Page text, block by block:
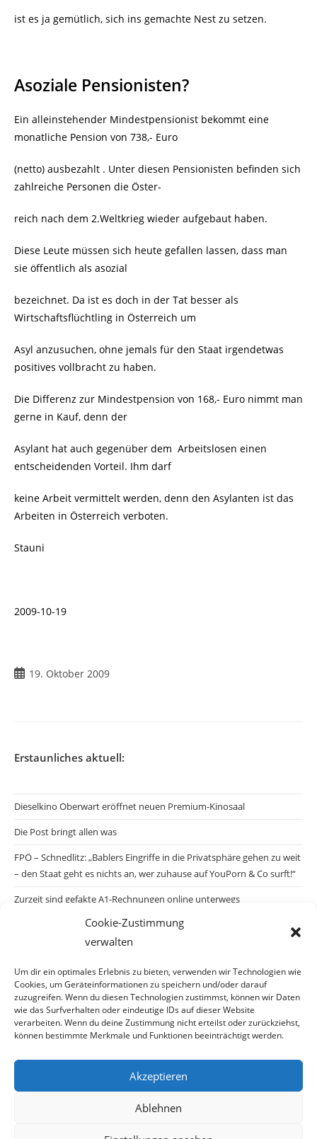
Cookie-Zustimmung
verwalten
Um dir ein optimales Erlebnis zu bieten, verwenden wir Technologien wie
Cookies, um Geräteinformationen zu speichern und/oder darauf
zuzugreifen. Wenn du diesen Technologien zustimmst, können wir Daten
wie das Surfverhalten oder eindeutige IDs auf dieser Website
verarbeiten. Wenn du deine Zustimmung nicht erteilst oder zurückziehst,
können bestimmte Merkmale und Funktionen beeinträchtigt werden.
Akzeptieren
Ablehnen
ist es ja gemütlich, sich ins gemachte Nest zu setzen.
Asoziale Pensionisten?
Ein alleinstehender Mindestpensionist bekommt eine
monatliche Pension von 738,- Euro
(netto) ausbezahlt . Unter diesen Pensionisten befinden sich
zahlreiche Personen die Öster-
reich nach dem 2.Weltkrieg wieder aufgebaut haben.
Diese Leute müssen sich heute gefallen lassen, dass man
sie öffentlich als asozial
bezeichnet. Da ist es doch in der Tat besser als
Wirtschaftsflüchtling in Österreich um
Asyl anzusuchen, ohne jemals für den Staat irgendetwas
positives vollbracht zu haben.
Die Differenz zur Mindestpension von 168,- Euro nimmt man
gerne in Kauf, denn der
Asylant hat auch gegenüber dem Arbeitslosen einen
entscheidenden Vorteil. Ihm darf
keine Arbeit vermittelt werden, denn den Asylanten ist das
Arbeiten in Österreich verboten.
Stauni
2009-10-19
19. Oktober 2009
Erstaunliches aktuell:
Dieselkino Oberwart eröffnet neuen Premium-Kinosaal
Die Post bringt allen was
FPÖ – Schnedlitz: „Bablers Eingriffe in die Privatsphäre gehen zu weit
– den Staat geht es nichts an, wer zuhause auf YouPorn & Co surft!“
Zurzeit sind gefakte A1-Rechnungen online unterwegs
Salzburgs Juden und ihre Sicherheit: „Erst nach einem Anschlag wäre
die Gefahr endlich konkret!“
Biologisches Wunder in Ceuta
Ein vermeintliches Abschiebemärchen
Archiv